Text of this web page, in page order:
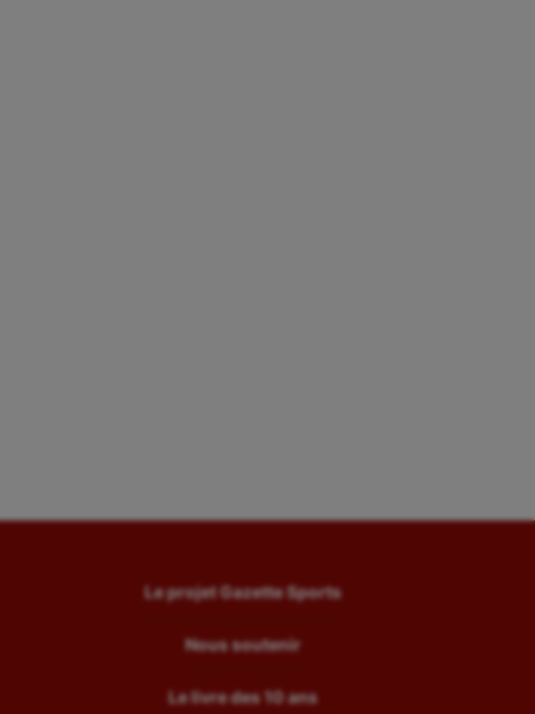
Le projet Gazette Sports
Nous soutenir
Le livre des 10 ans